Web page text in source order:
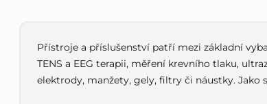
Přístroje a příslušenství patří mezi základní
TENS a EEG terapii, měření krevního tlaku,
elektrody, manžety, gely, filtry či náustky.